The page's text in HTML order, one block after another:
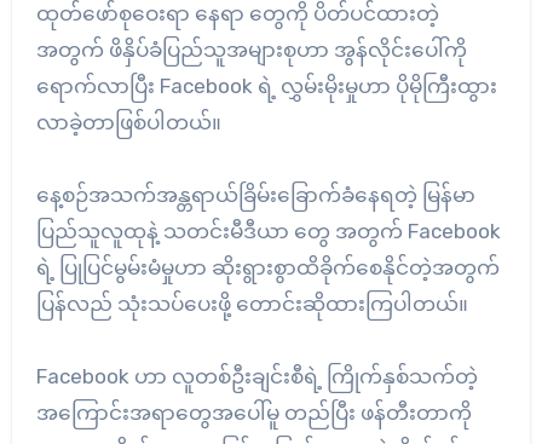
ထုတ်ဖော်စုဝေးရာ နေရာ တွေကို ပိတ်ပင်ထားတဲ့
အတွက် ဖိနှိပ်ခံပြည်သူအများစုဟာ အွန်လိုင်းပေါ်ကို
ရောက်လာပြီး Facebook ရဲ့ လွှမ်းမိုးမှုဟာ ပိုမိုကြီးထွား
လာခဲ့တာဖြစ်ပါတယ်။
နေ့စဉ်အသက်အန္တရာယ်ခြိမ်းခြောက်ခံနေရတဲ့ မြန်မာ
ပြည်သူလူထုနဲ့ သတင်းမီဒီယာ တွေ အတွက် Facebook
ရဲ့ ပြုပြင်မွမ်းမံမှုဟာ ဆိုးရွားစွာထိခိုက်စေနိုင်တဲ့အတွက်
ပြန်လည် သုံးသပ်ပေးဖို့ တောင်းဆိုထားကြပါတယ်။
Facebook ဟာ လူတစ်ဦးချင်းစီရဲ့ ကြိုက်နှစ်သက်တဲ့
အကြောင်းအရာတွေအပေါ်မူ တည်ပြီး ဖန်တီးတာကို